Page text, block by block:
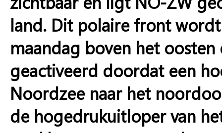
land. Dit polaire front
maandag boven het
geactiveerd doordat een
Noordzee naar het
de hogedrukuitloper van